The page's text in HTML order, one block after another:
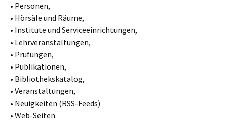
• Personen,
• Hörsäle und Räume,
• Institute und Serviceeinrichtungen,
• Lehrveranstaltungen,
• Prüfungen,
• Publikationen,
• Bibliothekskatalog,
• Veranstaltungen,
• Neuigkeiten (RSS-Feeds)
• Web-Seiten.